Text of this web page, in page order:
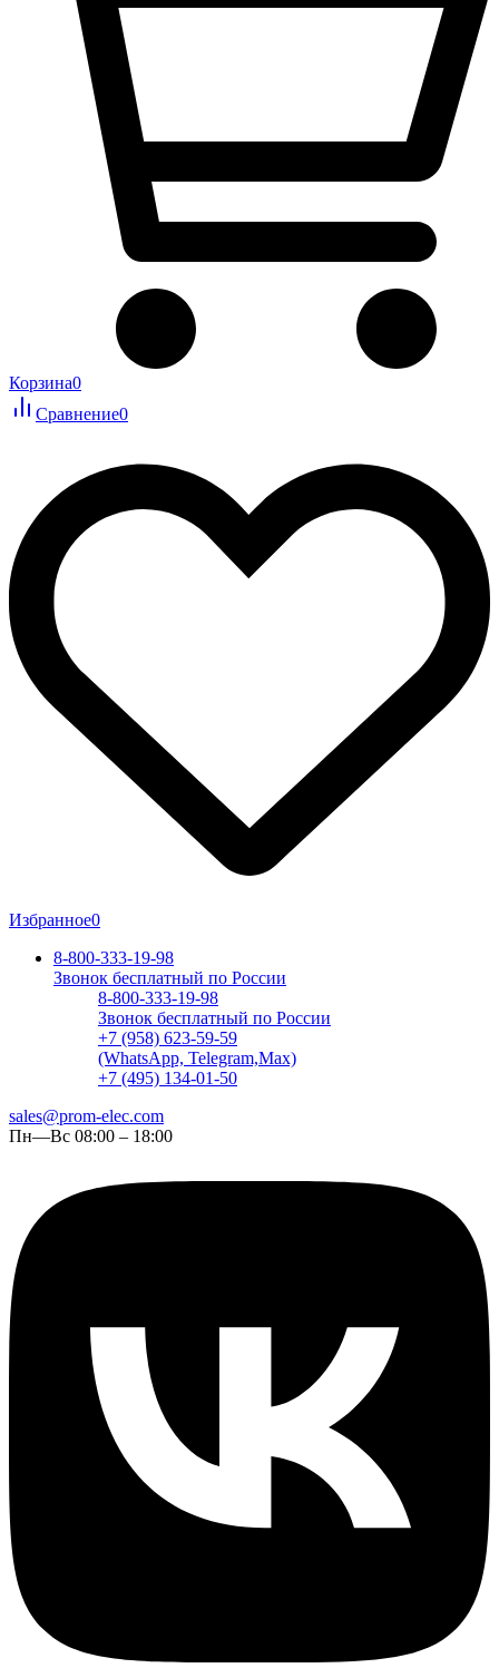
Корзина0
Сравнение0
Избранное0
8-800-333-19-98
Звонок бесплатный по России
8-800-333-19-98
Звонок бесплатный по России
+7 (958) 623-59-59
(WhatsApp, Telegram,Max)
+7 (495) 134-01-50
sales@prom-elec.com
Пн—Вс 08:00 – 18:00